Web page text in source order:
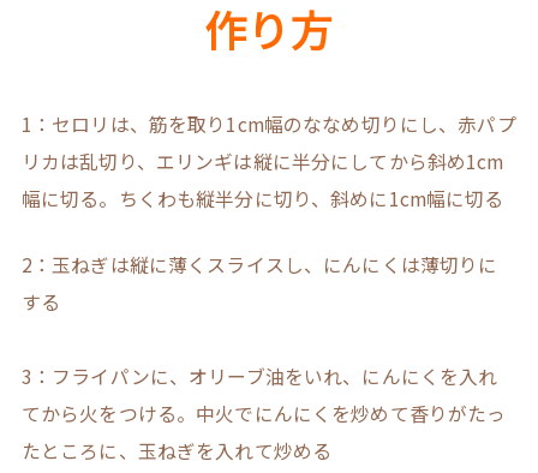
作り方
1：セロリは、筋を取り1cm幅のななめ切りにし、赤パプ
リカは乱切り、エリンギは縦に半分にしてから斜め1cm
幅に切る。ちくわも縦半分に切り、斜めに1cm幅に切る
2：玉ねぎは縦に薄くスライスし、にんにくは薄切りに
する
3：フライパンに、オリーブ油をいれ、にんにくを入れ
てから火をつける。中火でにんにくを炒めて香りがたっ
たところに、玉ねぎを入れて炒める